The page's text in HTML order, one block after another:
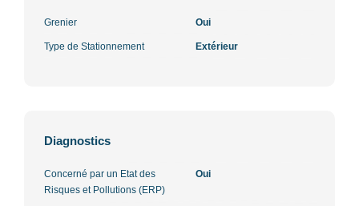
Grenier Oui
Type de Stationnement Extérieur
Diagnostics
Concerné par un Etat des
Risques et Pollutions (ERP)
Oui